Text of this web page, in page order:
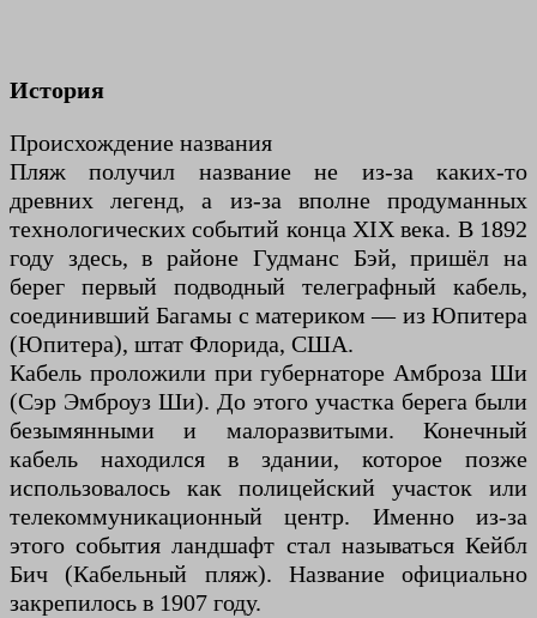
История
Происхождение названия
Пляж получил название не из-за каких-то
древних легенд, а из-за вполне продуманных
технологических событий конца XIX века. В 1892
году здесь, в районе Гудманс Бэй, пришёл на
берег первый подводный телеграфный кабель,
соединивший Багамы с материком — из Юпитера
(Юпитера), штат Флорида, США.
Кабель проложили при губернаторе Амброза Ши
(Сэр Эмброуз Ши). До этого участка берега были
безымянными и малоразвитыми. Конечный
кабель находился в здании, которое позже
использовалось как полицейский участок или
телекоммуникационный центр. Именно из-за
этого события ландшафт стал называться Кейбл
Бич (Кабельный пляж). Название официально
закрепилось в 1907 году.